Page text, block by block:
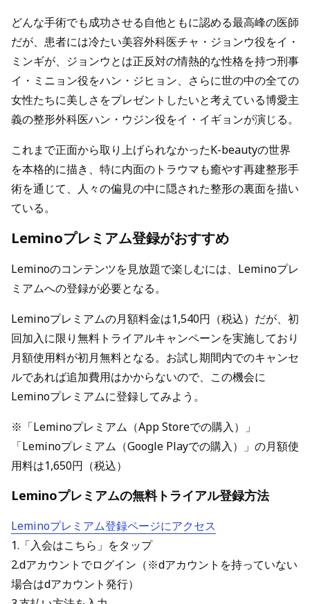
どんな手術でも成功させる自他ともに認める最高峰の医師
だが、患者には冷たい美容外科医チャ・ジョンウ役をイ・
ミンギが、ジョンウとは正反対の情熱的な性格を持つ刑事
イ・ミニョン役をハン・ジヒョン、さらに世の中の全ての
女性たちに美しさをプレゼントしたいと考えている博愛主
義の整形外科医ハン・ウジン役をイ・イギョンが演じる。
これまで正面から取り上げられなかったK-beautyの世界
を本格的に描き、特に内面のトラウマも癒やす再建整形手
術を通じて、人々の偏見の中に隠された整形の裏面を描い
ている。
Leminoプレミアム登録がおすすめ
Leminoのコンテンツを見放題で楽しむには、Leminoプレ
ミアムへの登録が必要となる。
Leminoプレミアムの月額料金は1,540円（税込）だが、初
回加入に限り無料トライアルキャンペーンを実施しており
月額使用料が初月無料となる。お試し期間内でのキャンセ
ルであれば追加費用はかからないので、この機会に
Leminoプレミアムに登録してみよう。
※「Leminoプレミアム（App Storeでの購入）」
「Leminoプレミアム（Google Playでの購入）」の月額使
用料は1,650円（税込）
Leminoプレミアムの無料トライアル登録方法
Leminoプレミアム登録ページにアクセス
1.「入会はこちら」をタップ
2.dアカウントでログイン（※dアカウントを持っていない
場合はdアカウント発行）